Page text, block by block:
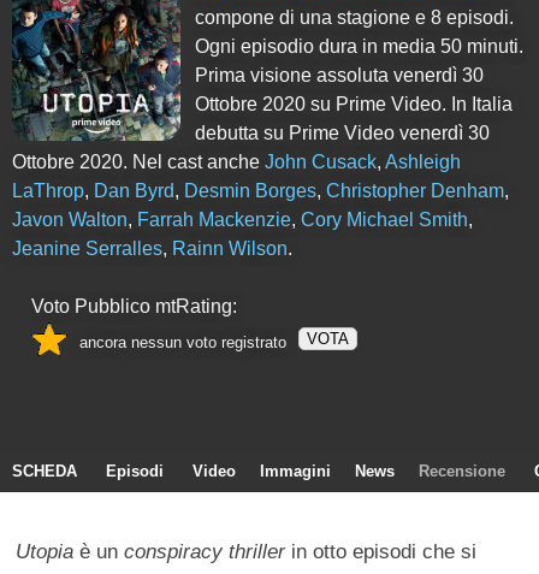
compone di una stagione e8 episodi.
Ogni episodio dura in media 50 minuti.
Prima visione assoluta venerdì 30
Ottobre 2020 su Prime Video. In Italia
debutta su Prime Video venerdì 30
Ottobre 2020. Nel cast anche John Cusack, Ashleigh
LaThrop, Dan Byrd, Desmin Borges, Christopher Denham,
Javon Walton, Farrah Mackenzie, Cory Michael Smith,
Jeanine Serralles, Rainn Wilson.
Voto Pubblico mtRating:
ancora nessun voto registrato VOTA
SCHEDA Episodi Video Immagini News Recensione
Utopia è unconspiracy thriller in otto episodi che si